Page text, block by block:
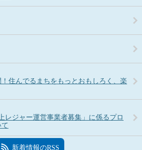
住んでるまちをもっとおもしろく、楽
レジャー運営事業者募集」に係るプロ
新着情報のRSS